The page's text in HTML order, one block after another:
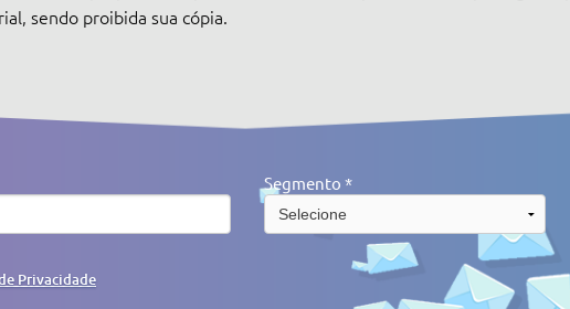
sendo proibida sua cópia.
Segmento *
Privacidade